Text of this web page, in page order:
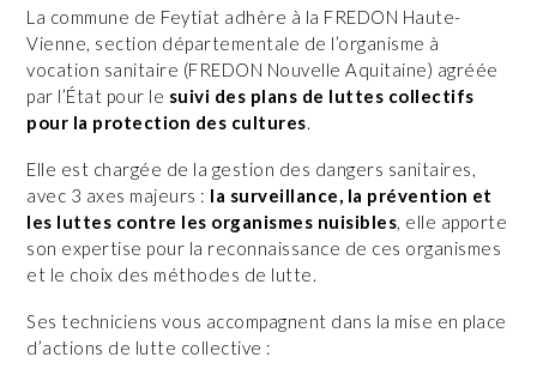
La commune de Feytiat adhère à la FREDON Haute-
Vienne, section départementale de l’organisme à
vocation sanitaire (FREDON Nouvelle Aquitaine) agréée
par l’État pour le suivi des plans de luttes collectifs
pour la protection des cultures.
Elle est chargée de la gestion des dangers sanitaires,
avec 3 axes majeurs : la surveillance, la prévention et
les luttes contre les organismes nuisibles, elle apporte
son expertise pour la reconnaissance de ces organismes
et le choix des méthodes de lutte.
Ses techniciens vous accompagnent dans la mise en place
d’actions de lutte collective :